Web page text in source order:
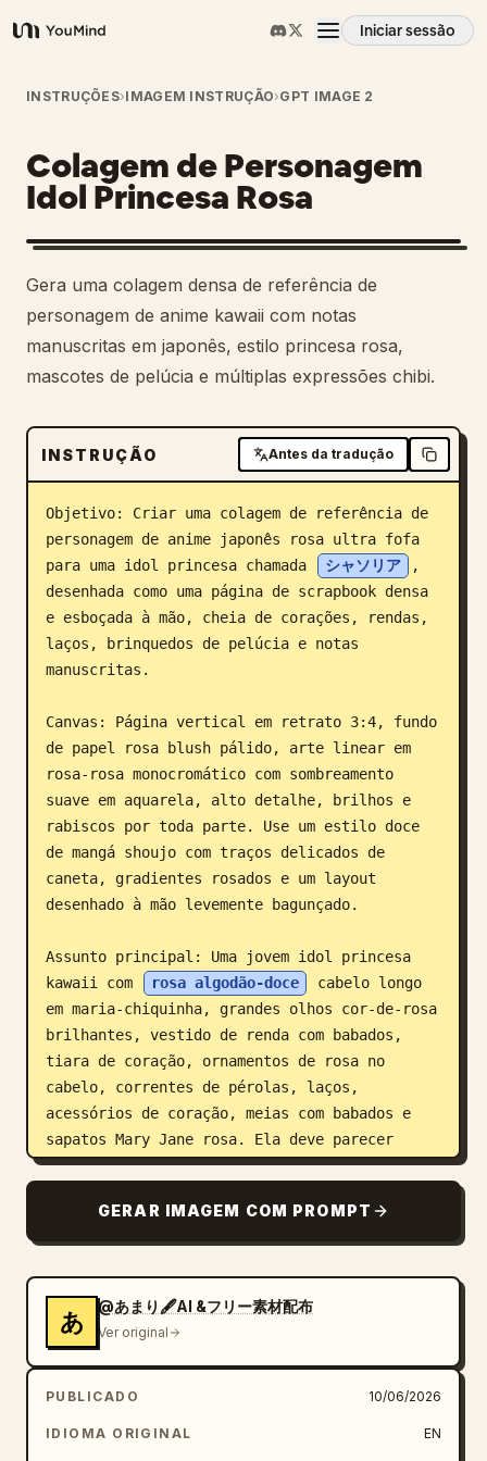
YouMind
Iniciar sessão
Visão geral
Casos de uso
Habilidades
Prompts
Preços
Transferir
Blogue
Atualizações
INSTRUÇÕES›IMAGEM INSTRUÇÃO›GPT IMAGE 2
Colagem de Personagem
Idol Princesa Rosa
Gera uma colagem densa de referência de
personagem de anime kawaii com notas
manuscritas em japonês, estilo princesa rosa,
mascotes de pelúcia e múltiplas expressões chibi.
INSTRUÇÃO Antes da tradução
Objetivo: Criar uma colagem de referência de
personagem de anime japonês rosa ultra fofa
para uma idol princesa chamada
シャソリア
,
desenhada como uma página de scrapbook densa
e esboçada à mão, cheia de corações, rendas,
laços, brinquedos de pelúcia e notas
manuscritas.
Canvas: Página vertical em retrato 3:4, fundo
de papel rosa blush pálido, arte linear em
rosa-rosa monocromático com sombreamento
suave em aquarela, alto detalhe, brilhos e
rabiscos por toda parte. Use um estilo doce
de mangá shoujo com traços delicados de
caneta, gradientes rosados e um layout
desenhado à mão levemente bagunçado.
Assunto principal: Uma jovem idol princesa
kawaii com
rosa algodão-doce
cabelo longo
em maria-chiquinha, grandes olhos cor-de-rosa
brilhantes, vestido de renda com babados,
tiara de coração, ornamentos de rosa no
cabelo, correntes de pérolas, laços,
acessórios de coração, meias com babados e
sapatos Mary Jane rosa. Ela deve parecer
adorada, tímida, fofa e como uma boneca.
pelúcia por toda parte.
personagem lotada com exatamente 9
representações visíveis da mesma personagem:
1 ilustração grande de corpo inteiro sentada
à direita segurando um coelho de pelúcia; 1
retrato grande do lado esquerdo em close-
up/parte de trás da cabeça com tiara de
GERAR IMAGEM COM PROMPT
あ
@あまり🖋️AI &フリー素材配布
Ver original
PUBLICADO 10/06/2026
IDIOMA ORIGINAL EN